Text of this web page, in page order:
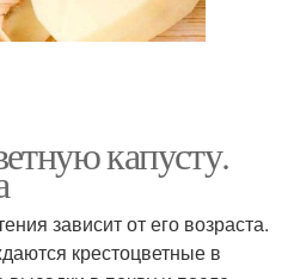
капусту.
зависит от его возраста.
крестоцветные в